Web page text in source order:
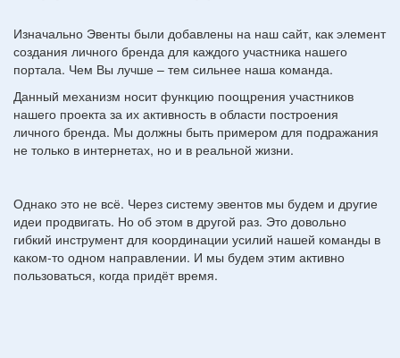
Изначально Эвенты были добавлены на наш сайт, как элемент
создания личного бренда для каждого участника нашего
портала. Чем Вы лучше – тем сильнее наша команда.
Данный механизм носит функцию поощрения участников
нашего проекта за их активность в области построения
личного бренда. Мы должны быть примером для подражания
не только в интернетах, но и в реальной жизни.
Однако это не всё. Через систему эвентов мы будем и другие
идеи продвигать. Но об этом в другой раз. Это довольно
гибкий инструмент для координации усилий нашей команды в
каком-то одном направлении. И мы будем этим активно
пользоваться, когда придёт время.